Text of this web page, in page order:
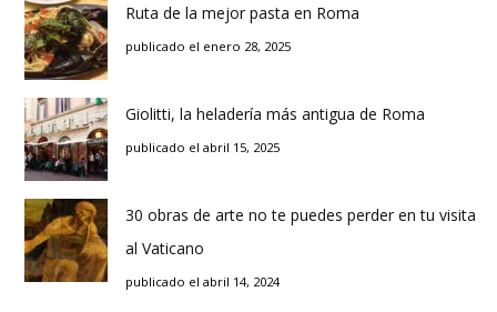
Ruta de la mejor pasta en Roma
publicado el enero 28, 2025
Giolitti, la heladería más antigua de Roma
publicado el abril 15, 2025
30 obras de arte no te puedes perder en tu visita
al Vaticano
publicado el abril 14, 2024